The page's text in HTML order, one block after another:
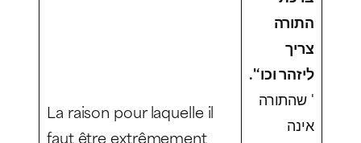
La raison pour laquelle il
faut être extrêmement
התורה
צריך
ליזהר וכו‘'.
' שהתורה
אינה